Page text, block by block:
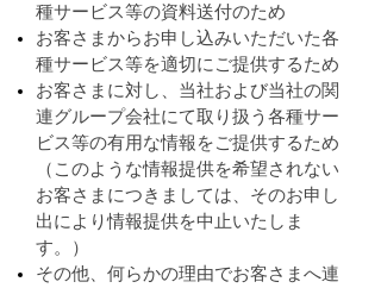
種サービス等の資料送付のため
お客さまからお申し込みいただいた各
種サービス等を適切にご提供するため
お客さまに対し、当社および当社の関
連グループ会社にて取り扱う各種サー
ビス等の有用な情報をご提供するため
（このような情報提供を希望されない
お客さまにつきましては、そのお申し
出により情報提供を中止いたしま
す。）
その他、何らかの理由でお客さまへ連